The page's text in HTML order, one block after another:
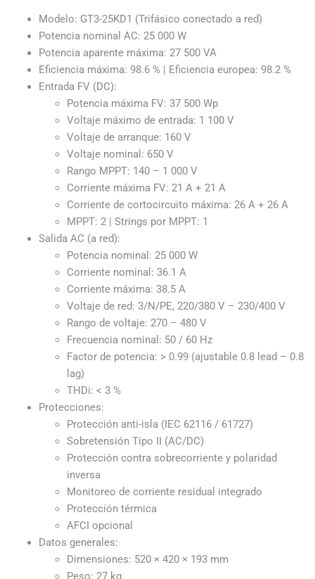
Modelo: GT3-25KD1 (Trifásico conectado a red)
Potencia nominal AC: 25 000 W
Potencia aparente máxima: 27 500 VA
Eficiencia máxima: 98.6 % | Eficiencia europea: 98.2 %
Entrada FV (DC):
Potencia máxima FV: 37 500 Wp
Voltaje máximo de entrada: 1 100 V
Voltaje de arranque: 160 V
Voltaje nominal: 650 V
Rango MPPT: 140 – 1 000 V
Corriente máxima FV: 21 A + 21 A
Corriente de cortocircuito máxima: 26 A + 26 A
MPPT: 2 | Strings por MPPT: 1
Salida AC (a red):
Potencia nominal: 25 000 W
Corriente nominal: 36.1 A
Corriente máxima: 38.5 A
Voltaje de red: 3/N/PE, 220/380 V – 230/400 V
Rango de voltaje: 270 – 480 V
Frecuencia nominal: 50 / 60 Hz
Factor de potencia: > 0.99 (ajustable 0.8 lead – 0.8
lag)
THDi: < 3 %
Protecciones:
Protección anti-isla (IEC 62116 / 61727)
Sobretensión Tipo II (AC/DC)
Protección contra sobrecorriente y polaridad
inversa
Monitoreo de corriente residual integrado
Protección térmica
AFCI opcional
Datos generales:
Dimensiones: 520 × 420 × 193 mm
Peso: 27 kg